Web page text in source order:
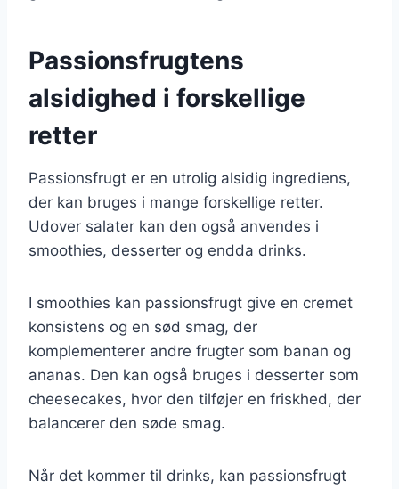
Passionsfrugtens
alsidighed i forskellige
retter
Passionsfrugt er en utrolig alsidig ingrediens,
der kan bruges i mange forskellige retter.
Udover salater kan den også anvendes i
smoothies, desserter og endda drinks.
I smoothies kan passionsfrugt give en cremet
konsistens og en sød smag, der
komplementerer andre frugter som banan og
ananas. Den kan også bruges i desserter som
cheesecakes, hvor den tilføjer en friskhed, der
balancerer den søde smag.
Når det kommer til drinks, kan passionsfrugt